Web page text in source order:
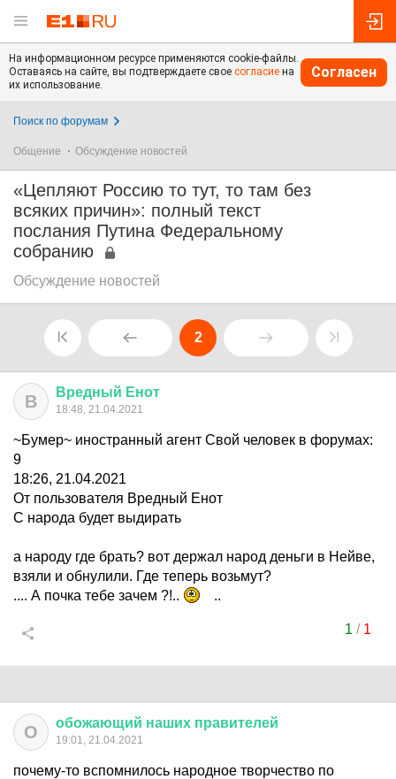
На информационном ресурсе применяются cookie-файлы.
Оставаясь на сайте, вы подтверждаете свое согласие на
их использование.
Согласен
Поиск по форумам
Общение Обсуждение новостей
«Цепляют Россию то тут, то там без
всяких причин»: полный текст
послания Путина Федеральному
собранию
Обсуждение новостей
2
В Вредный Енот
18:48, 21.04.2021
~Бумер~ иностранный агент Свой человек в форумах:
9
18:26, 21.04.2021
От пользователя Вредный Енот
С народа будет выдирать
а народу где брать? вот держал народ деньги в Нейве,
взяли и обнулили. Где теперь возьмут?
.... А почка тебе зачем ?!..
..
1 / 1
О обожающий наших правителей
19:01, 21.04.2021
почему-то вспомнилось народное творчество по